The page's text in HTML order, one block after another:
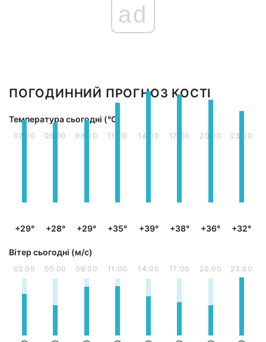
ad
ПОГОДИННИЙ ПРОГНОЗ КОСТІ
Температура сьогодні (°С)
02:00
+29°
05:00
+28°
08:00
+29°
11:00
+35°
14:00
+39°
17:00
+38°
20:00
+36°
23:00
+32°
Вітер сьогодні (м/с)
02:00 05:00 08:00 11:00 14:00 17:00 20:00 23:00